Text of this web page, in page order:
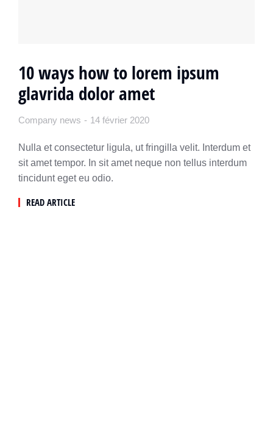
10 ways how to lorem ipsum
glavrida dolor amet
Company news 14 février 2020
Nulla et consectetur ligula, ut fringilla velit. Interdum et
sit amet tempor. In sit amet neque non tellus interdum
tincidunt eget eu odio.
READ ARTICLE